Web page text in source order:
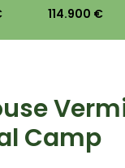
114.900 €
Camp